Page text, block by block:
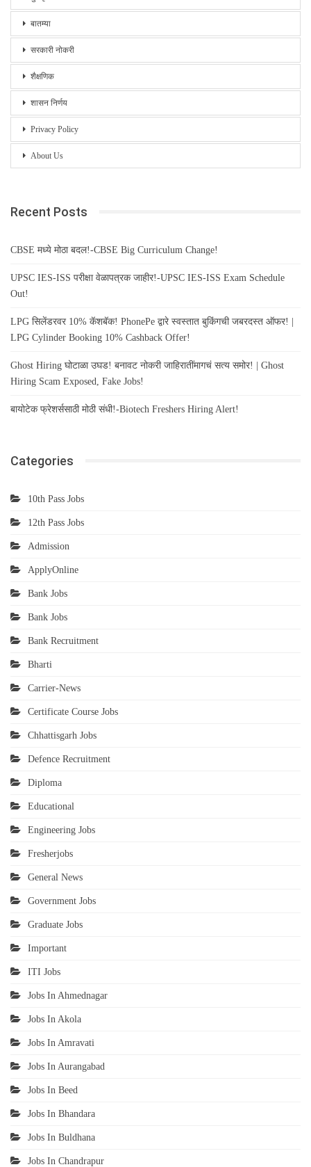
बातम्या
सरकारी नोकरी
शैक्षणिक
शासन निर्णय
Privacy Policy
About Us
Recent Posts
CBSE मध्ये मोठा बदल!-CBSE Big Curriculum Change!
UPSC IES-ISS परीक्षा वेळापत्रक जाहीर!-UPSC IES-ISS Exam Schedule
Out!
LPG सिलेंडरवर 10% कॅशबॅक! PhonePe द्वारे स्वस्तात बुकिंगची जबरदस्त ऑफर! |
LPG Cylinder Booking 10% Cashback Offer!
Ghost Hiring घोटाळा उघड! बनावट नोकरी जाहिरातींमागचं सत्य समोर! | Ghost
Hiring Scam Exposed, Fake Jobs!
बायोटेक फ्रेशर्ससाठी मोठी संधी!-Biotech Freshers Hiring Alert!
Categories
10th Pass Jobs
12th Pass Jobs
Admission
ApplyOnline
Bank Jobs
Bank Jobs
Bank Recruitment
Bharti
Carrier-News
Certificate Course Jobs
Chhattisgarh Jobs
Defence Recruitment
Diploma
Educational
Engineering Jobs
Fresherjobs
General News
Government Jobs
Graduate Jobs
Important
ITI Jobs
Jobs In Ahmednagar
Jobs In Akola
Jobs In Amravati
Jobs In Aurangabad
Jobs In Beed
Jobs In Bhandara
Jobs In Buldhana
Jobs In Chandrapur